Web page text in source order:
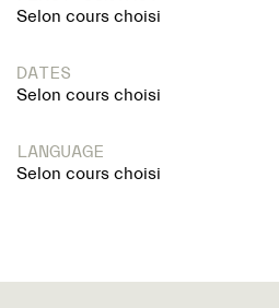
Selon cours choisi
DATES
Selon cours choisi
LANGUAGE
Selon cours choisi